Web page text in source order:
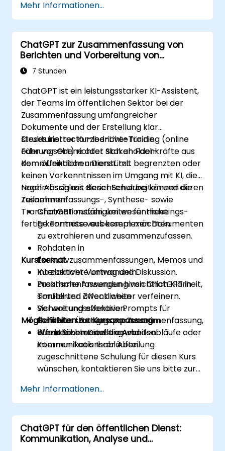
Mehr Informationen...
ChatGPT zur Zusammenfassung von
Berichten und Vorbereitung von
Kurzberichten
7 Stunden
ChatGPT ist ein leistungsstarker KI-Assistent,
der Teams im öffentlichen Sektor bei der
Zusammenfassung umfangreicher
Dokumente und der Erstellung klar
strukturierter Kurzberichte für die
Führungsebene oder Stakeholder-
Kommunikation unterstützt.
Dieses instructor-led-Live-Training (online
oder vor Ort) richtet sich an Fachkräfte aus
dem öffentlichen Dienst mit begrenzten oder
keinen Vorkenntnissen im Umgang mit KI, die
regelmässig mit Berichten arbeiten und deren
Zusammenfassungs-, Synthese- sowie
Transformationsfähigkeiten für meetings-
fertige Formate verbessern möchten.
Nach Abschluss dieser Schulung können die
Teilnehmer:
ChatGPT nutzen, um wesentliche
Erkenntnisse aus komplexen Dokumenten
zu extrahieren und zusammenzufassen.
Rohdaten in
Exekutivzusammenfassungen, Memos und
Kurzberichte umwandeln.
Zusammenfassungen hinsichtlich Klarheit,
Tonfall und Zweck weiter verfeinern.
Sichere und effektive Prompts für
Berichterstattungsprozesse im
öffentlichen Dienst anwenden.
Kursformat
Interaktiver Vortrag und Diskussion.
Praktische Anwendung von ChatGPT in
simulierten öffentlichen
Verwaltungsszenarien.
Geführte Übungen zur Zusammenfassung,
Kurzberichterstellung und
Kommunikationsabläufen.
Möglichkeiten zur Kursanpassung
Wenn Sie eine auf die Arbeitsabläufe oder
internen Tools Ihrer Abteilung
zugeschnittene Schulung für diesen Kurs
wünschen, kontaktieren Sie uns bitte zur
Mehr Informationen...
ChatGPT für den öffentlichen Dienst:
Kommunikation, Analyse und